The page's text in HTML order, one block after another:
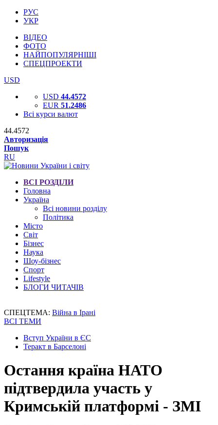
РУС
УКР
ВІДЕО
ФОТО
НАЙПОПУЛЯРНІШІ
СПЕЦПРОЕКТИ
USD
USD 44.4572
EUR 51.2486
Всі курси валют
44.4572
Авторизація
Пошук
RU
ВСІ РОЗДІЛИ
Головна
Україна
Всі новини розділу
Політика
Місто
Світ
Бізнес
Наука
Шоу-бізнес
Спорт
Lifestyle
БЛОГИ ЧИТАЧІВ
СПЕЦТЕМА: Війна в Ірані
ВСІ ТЕМИ
Вступ України в ЄС
Теракт в Барселоні
Остання країна НАТО
підтвердила участь у
Кримській платформі - ЗМІ